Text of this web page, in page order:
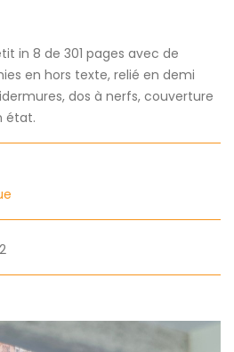
in 8 de 301 pages avec de
en hors texte, relié en demi
dos à nerfs, couverture
état.